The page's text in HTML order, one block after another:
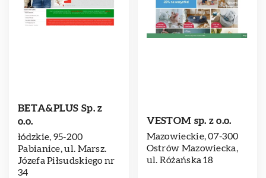
BETA&PLUS Sp. z
o.o.
łódzkie, 95-200
Pabianice, ul. Marsz.
Józefa Piłsudskiego nr
34
VESTOM sp. z o.o.
Mazowieckie, 07-300
Ostrów Mazowiecka,
ul. Różańska 18